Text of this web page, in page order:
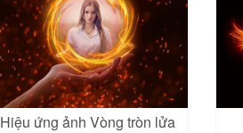
Hiệu ứng ảnh Vòng tròn lửa